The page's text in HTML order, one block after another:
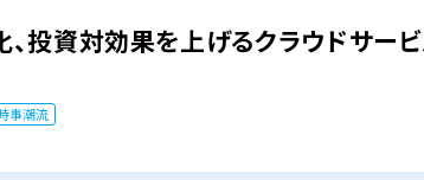
投資対効果を上げるクラウドサー
事潮流